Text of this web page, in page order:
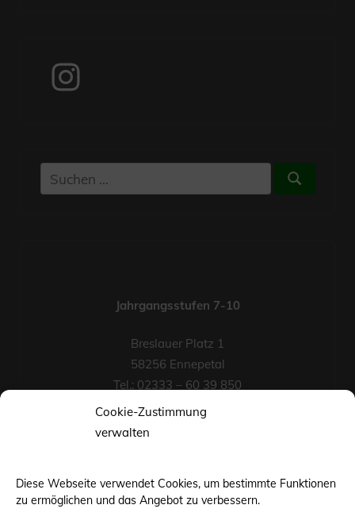
Cookie-Zustimmung
verwalten
Diese Webseite verwendet Cookies, um bestimmte Funktionen
zu ermöglichen und das Angebot zu verbessern.
Instagram
Suchen
nach:
Suchen
Jahrgangsstufen 7-10
Breslauer Platz 1
58256 Ennepetal
Tel.: 02333 – 60 39 850
Fax-Nr.: 02333 – 60 39 852